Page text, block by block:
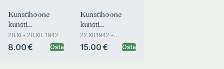
Kunstihoone
kunsti
sügisnäitus.
Herbstkunstausstellung
Haus der Kunst
28.XI - 20.XII. 1942
8.00 € Osta
Kunstihoone
kunsti
jõulunäitus.
Weinachtskunstausstellung
Haus der Kunst
22.XII.1942 -
20.I.1943
15.00 € Osta